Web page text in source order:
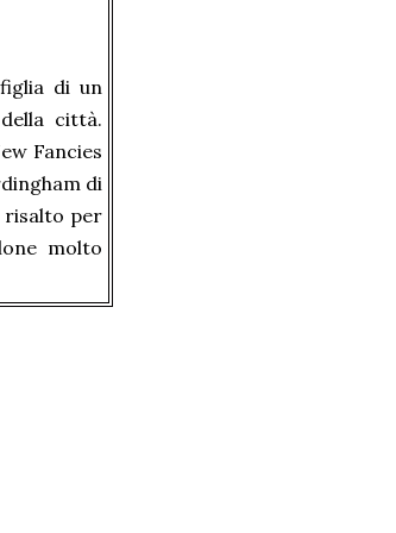
di un
città.
Fancies
di
risalto per
molto